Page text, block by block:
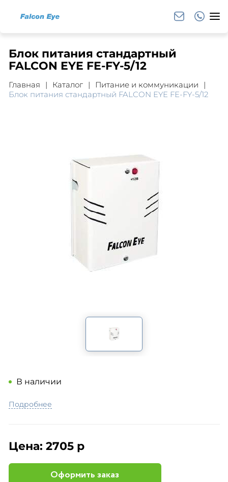
Блок питания стандартный
FALCON EYE FE-FY-5/12
Главная Каталог
Питание и коммуникации
Блок питания стандартный FALCON EYE FE-FY-5/12
В наличии
Подробнее
Цена: 2705 р
Оформить заказ